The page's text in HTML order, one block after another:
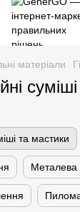
матеріали
та мастики
Металева